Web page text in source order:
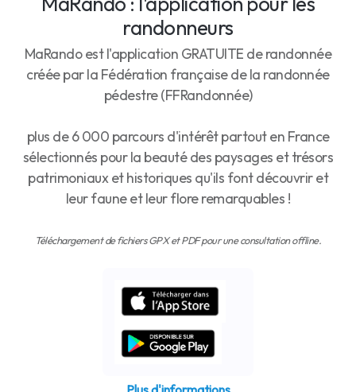
randonneurs
MaRando est l'application GRATUITE de randonnée
créée par la Fédération française de la randonnée
pédestre (FFRandonnée)
plus de 6 000 parcours d'intérêt partout en France
sélectionnés pour la beauté des paysages et trésors
patrimoniaux et historiques qu'ils font découvrir et
leur faune et leur flore remarquables !
Téléchargement de fichiers GPX et PDF pour une consultation offline.